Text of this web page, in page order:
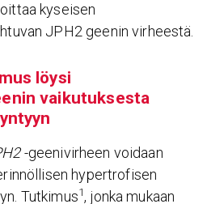
kyseisen
JPH2 geenin virheestä.
löysi
vaiku­tuk­sesta
-geenivirheen voidaan
hypertrofisen
Tutkimus1, jonka mukaan